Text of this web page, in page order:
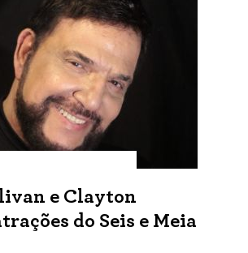
e Clayton
do Seis e Meia